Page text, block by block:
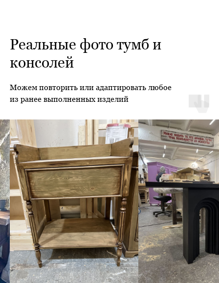
Реальные фото тумб и
консолей
Можем повторить или адаптировать любое
из ранее выполненных изделий